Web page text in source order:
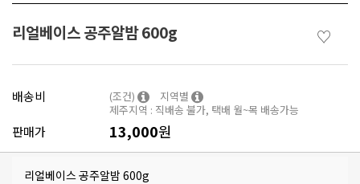
리얼베이스 공주알밤 600g ♡
배송비 (조건)
지역별
제주지역 : 직배송 불가, 택배 월~목 배송가능
판매가 13,000원
리얼베이스 공주알밤 600g